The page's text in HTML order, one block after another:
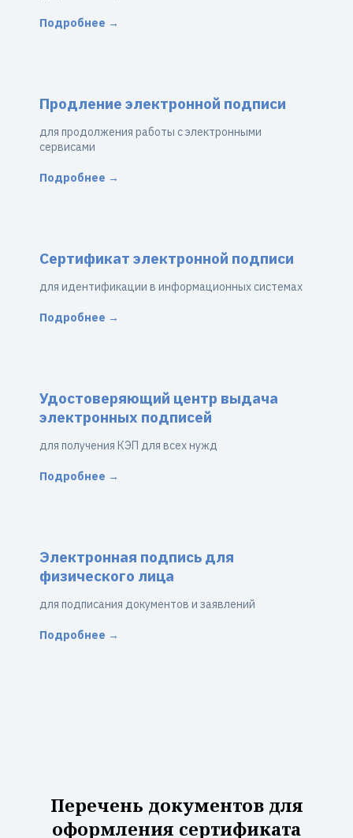
Подробнее →
Продление электронной подписи
для продолжения работы с электронными
сервисами
Подробнее →
Сертификат электронной подписи
для идентификации в информационных системах
Подробнее →
Удостоверяющий центр выдача
электронных подписей
для получения КЭП для всех нужд
Подробнее →
Электронная подпись для
физического лица
для подписания документов и заявлений
Подробнее →
Перечень документов для
оформления сертификата